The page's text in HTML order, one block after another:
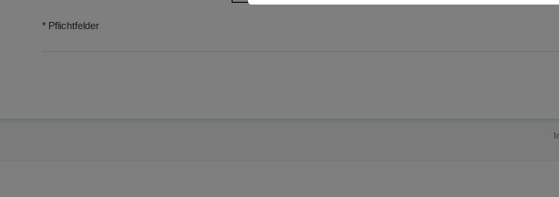
* Pflichtfelder